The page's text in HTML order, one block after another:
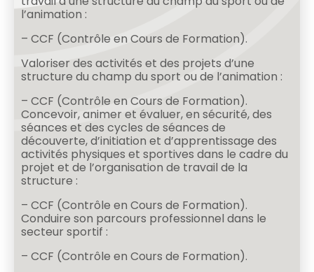
l’animation :
– CCF (Contrôle en Cours de Formation).
Valoriser des activités et des projets d’une
structure du champ du sport ou de l’animation :
– CCF (Contrôle en Cours de Formation).
Concevoir, animer et évaluer, en sécurité, des
séances et des cycles de séances de
découverte, d’initiation et d’apprentissage des
activités physiques et sportives dans le cadre du
projet et de l’organisation de travail de la
structure :
– CCF (Contrôle en Cours de Formation).
Conduire son parcours professionnel dans le
secteur sportif :
– CCF (Contrôle en Cours de Formation).